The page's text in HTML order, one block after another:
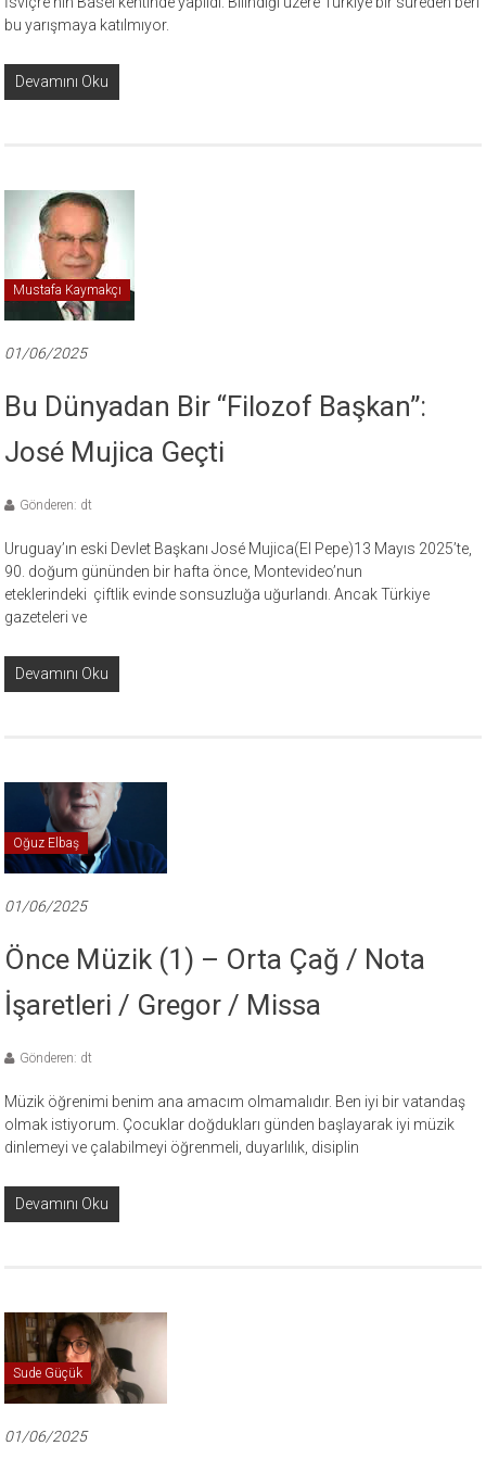
bu yarışmaya katılmıyor.
Devamını Oku
Mustafa Kaymakçı
01/06/2025
Bu Dünyadan Bir “Filozof Başkan”:
José Mujica Geçti
Gönderen: dt
Uruguay’ın eski Devlet Başkanı José Mujica(El Pepe)13 Mayıs 2025’te,
90. doğum gününden bir hafta önce, Montevideo’nun
eteklerindeki çiftlik evinde sonsuzluğa uğurlandı. Ancak Türkiye
gazeteleri ve
Devamını Oku
Oğuz Elbaş
01/06/2025
Önce Müzik (1) – Orta Çağ / Nota
İşaretleri / Gregor / Missa
Gönderen: dt
Müzik öğrenimi benim ana amacım olmamalıdır. Ben iyi bir vatandaş
olmak istiyorum. Çocuklar doğdukları günden başlayarak iyi müzik
dinlemeyi ve çalabilmeyi öğrenmeli, duyarlılık, disiplin
Devamını Oku
Sude Güçük
01/06/2025